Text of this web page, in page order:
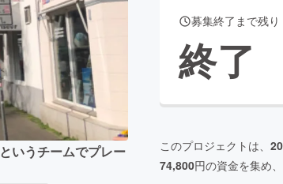
Social GoodCAMPFIRE Creation
さと納税machi-ya
いうチームでプレー
募集終了まで残り
終了
このプロジェクトは、
74,800円の資金を集め、